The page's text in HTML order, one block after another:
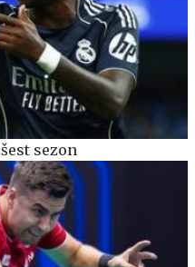
sezon